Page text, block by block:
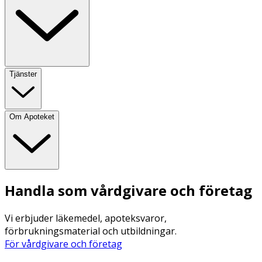
Tjänster
Om Apoteket
Handla som vårdgivare och företag
Vi erbjuder läkemedel, apoteksvaror,
förbrukningsmaterial och utbildningar.
För vårdgivare och företag